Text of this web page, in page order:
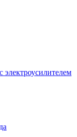
электроусилителем